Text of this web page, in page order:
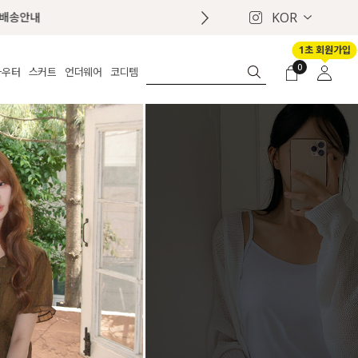
추가금 NO! 오늘주문 오늘도착 보장 배송
KOR
터
건
켓
/집업
트
딩
스커트
롱
데님
린넨
미니/미디
팬츠 스커트
언더웨어
보정웨어
브라
인견
나시/속바지
파자마
ETC
세트
코디템
MADE
벨트
슈즈
쥬얼리
액세서리
양말/스타킹
0
1초 회원가입
회원가입
마이페이지